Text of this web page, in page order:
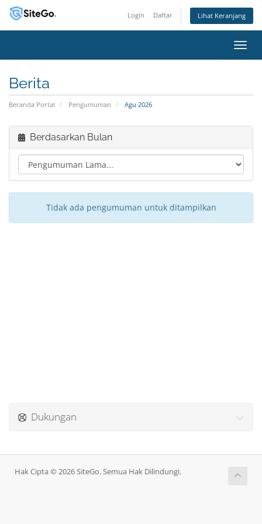
Login Daftar Lihat Keranjang
Berita
Beranda Portal Pengumuman Agu 2026
Berdasarkan Bulan
Tidak ada pengumuman untuk ditampilkan
Dukungan
Hak Cipta © 2026 SiteGo. Semua Hak Dilindungi.